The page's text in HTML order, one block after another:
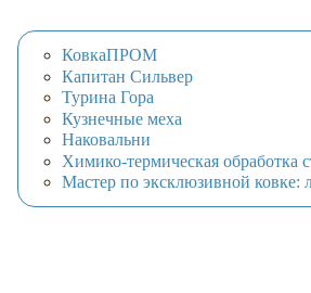
КовкаПРОМ
Капитан Сильвер
Турина Гора
Кузнечные меха
Наковальни
Химико-термическая обработка
Мастер по эксклюзивной ковке: